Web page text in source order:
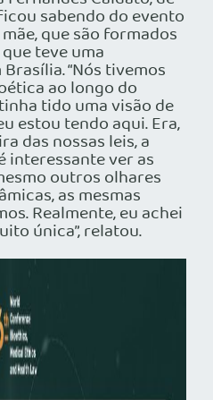
sabendo do evento
que são formados
teve uma
“Nós tivemos
ao longo do
tido uma visão de
estou tendo aqui. Era,
das nossas leis, a
interessante ver as
outros olhares
as mesmas
Realmente, eu achei
única”, relatou.